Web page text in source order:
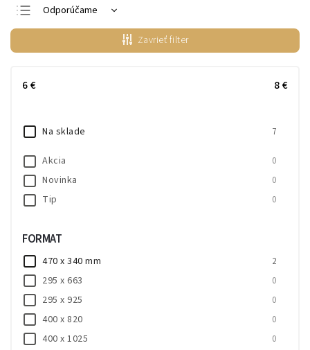
Odporúčame
Najlacnejšie
Najdrahšie
Zavrieť filter
6€ 8€
Na sklade 7
Akcia 0
Novinka 0
Tip 0
FORMAT
470 x 340 mm 2
295 x 663 0
295 x 925 0
400 x 820 0
400 x 1025 0